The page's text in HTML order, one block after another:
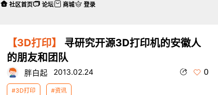
【3D打印】
寻研究开源3D打印机的安徽人
的朋友和团队
胖白起 2013.02.24 0
#3D打印 #资讯
社区首页 论坛 商城 登录